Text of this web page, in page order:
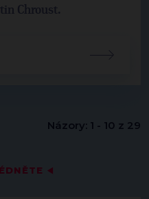
◀
Chroust.
Názory: 1 - 10 z 29